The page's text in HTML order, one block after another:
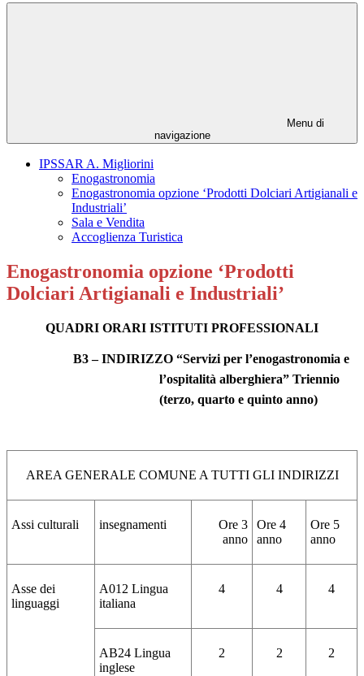
Menu di
navigazione
IPSSAR A. Migliorini
Enogastronomia
Enogastronomia opzione ‘Prodotti Dolciari Artigianali e
Industriali’
Sala e Vendita
Accoglienza Turistica
Enogastronomia opzione ‘Prodotti
Dolciari Artigianali e Industriali’
QUADRI ORARI ISTITUTI PROFESSIONALI
B3 – INDIRIZZO “Servizi per l’enogastronomia e
l’ospitalità alberghiera” Triennio
(terzo, quarto e quinto anno)
AREA GENERALE COMUNE A TUTTI GLI INDIRIZZI
Assi culturali insegnamenti
Ore 3
anno
Ore 4
anno
Ore 5
anno
Asse dei
linguaggi
A012 Lingua
italiana
4 4 4
AB24 Lingua
inglese
2 2 2